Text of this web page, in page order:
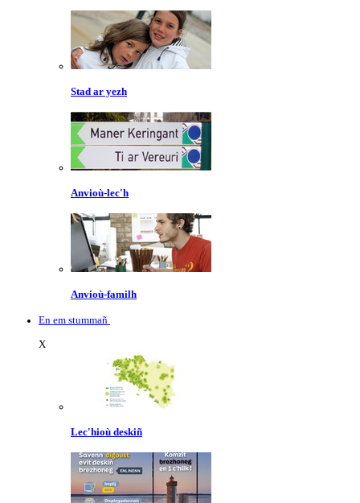
Stad ar yezh
Anvioù-lec'h
Anvioù-familh
En em stummañ
X
Lec'hioù deskiñ